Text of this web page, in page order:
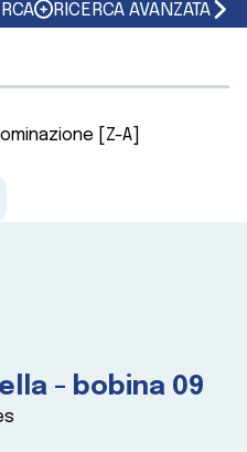
RICERCA AVANZATA
[Z-A]
- bobina 09